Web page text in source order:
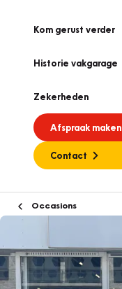
Kom gerust verder
Historie vakgarage
Zekerheden
Afspraak maken
Contact
Occasions